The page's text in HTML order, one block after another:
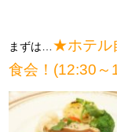
まずは… ★ホテル
食会！(12:30